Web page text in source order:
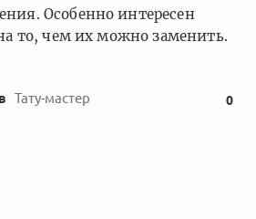
ЧИТАТЬ НОВОСТИ
Quit the News,
Особенно интересен
то, чем их можно заменить.
Тату-мастер 0